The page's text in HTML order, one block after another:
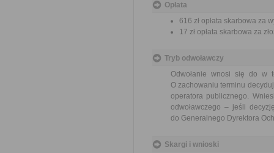
Opłata
616 zł opłata skarbowa za
17 zł opłata skarbowa za
Tryb odwoławczy
Odwołanie wnosi się do w
O zachowaniu terminu
operatora publicznego.
odwoławczego – jeśli
do Generalnego Dyrektora
Skargi i wnioski